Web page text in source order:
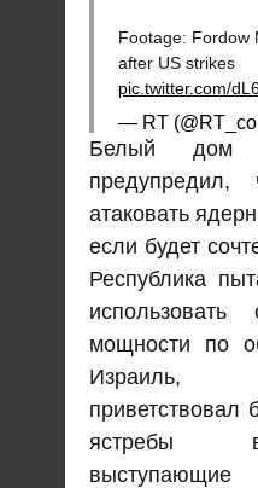
Footage: Fordow
after US strikes
pic.twitter.com/
— RT
Белый дом
предупредил,
атаковать
если будет
Республика
мощности по
Израиль,
приветствовал
ястребы